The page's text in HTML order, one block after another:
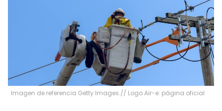
Imagen de referencia Getty Images.// Logo Air-e: página oficial